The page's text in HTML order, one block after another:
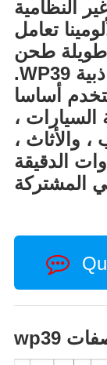
النظامية
تعامل
طويلة طحن
.WP39 هو أنيق الأرجواني ، وأكثر جاذبية
أساسا
السيارات ،
، والأثاث ،
الدقيقة